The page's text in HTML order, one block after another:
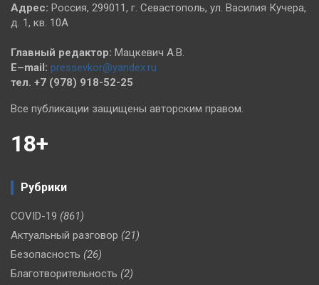
Адрес: Россия, 299011, г. Севастополь, ул. Василия Кучера,
д. 1, кв. 10А
Главный редактор: Мацкевич А.В.
E–mail: pressevkor@yandex.ru
тел. +7 (978) 918-52-25
Все публикации защищены авторским правом.
18+
Рубрики
COVID-19 (861)
Актуальный разговор (21)
Безопасность (26)
Благотворительность (2)